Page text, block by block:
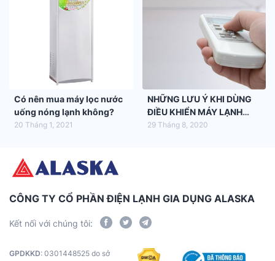
Có nên mua máy lọc nước
uống nóng lạnh không?
20 Tháng 1, 2021
NHỮNG LƯU Ý KHI DÙNG
ĐIỀU KHIỂN MÁY LẠNH
ALASKA
29 Tháng 8, 2020
CÔNG TY CỔ PHẦN ĐIỆN LẠNH GIA DỤNG ALASKA
Kết nối với chúng tôi:
GPDKKD: 0301448525 do sở